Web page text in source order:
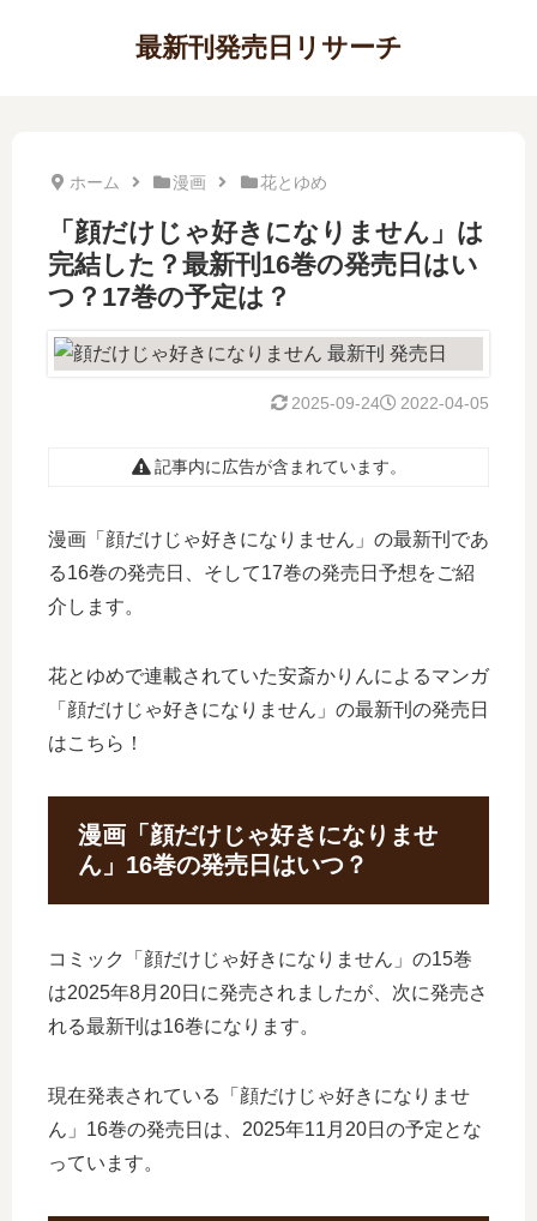
最新刊発売日リサーチ
ホーム 漫画 花とゆめ
「顔だけじゃ好きになりません」は
完結した？最新刊16巻の発売日はい
つ？17巻の予定は？
2022-04-05
2025-09-24
記事内に広告が含まれています。
漫画「顔だけじゃ好きになりません」の最新刊であ
る16巻の発売日、そして17巻の発売日予想をご紹
介します。
花とゆめで連載されていた安斎かりんによるマンガ
「顔だけじゃ好きになりません」の最新刊の発売日
はこちら！
漫画「顔だけじゃ好きになりませ
ん」16巻の発売日はいつ？
コミック「顔だけじゃ好きになりません」の15巻
は2025年8月20日に発売されましたが、次に発売さ
れる最新刊は16巻になります。
現在発表されている「顔だけじゃ好きになりませ
ん」16巻の発売日は、2025年11月20日の予定とな
っています。